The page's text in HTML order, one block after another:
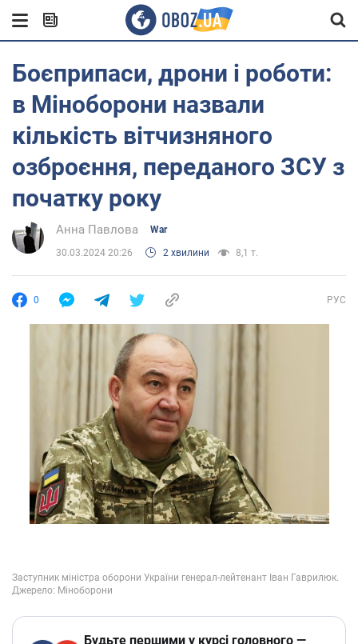
Боєприпаси, дрони і роботи:
в Міноборони назвали
кількість вітчизняного
озброєння, переданого ЗСУ з
початку року
Анна Павлова War
30.03.2024 20:26 2 хвилини 8,1 т.
0 РУС
Будьте першими у курсі головного —